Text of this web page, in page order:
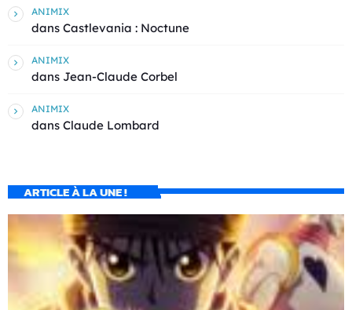
ANIMIX
dans Castlevania : Noctune
ANIMIX
dans Jean-Claude Corbel
ANIMIX
dans Claude Lombard
ARTICLE À LA UNE !